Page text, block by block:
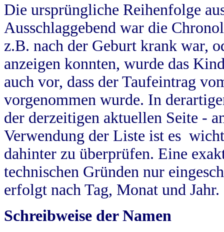
Die ursprüngliche Reihenfolge
Ausschlaggebend war die
z.B. nach der Geburt krank war,
anzeigen konnten, wurde das
auch vor, dass der Taufeintrag
vorgenommen wurde. In
der derzeitigen aktuellen Seite -
Verwendung der Liste ist es
dahinter zu überprüfen. Eine
technischen Gründen nur
erfolgt nach Tag, Monat und Jahr.
Schreibweise der Namen